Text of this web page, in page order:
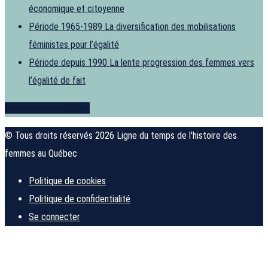
économique et citoyenne
Période 1965-1989 La diversification des mobilisations
féministes pour l’égalité
Période depuis 1990 La lente progression des femmes vers
l’égalité de fait
© Tous droits réservés 2026 Ligne du temps de l'histoire des
femmes au Québec
Politique de cookies
Politique de confidentialité
Se connecter